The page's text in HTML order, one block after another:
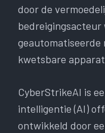
door de
geautomatiseerde
kwetsbare
CyberStrikeAI is
intelligentie (AI)
ontwikkeld door